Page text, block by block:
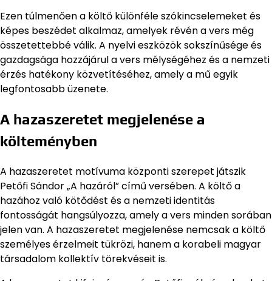
Ezen túlmenően a költő különféle szókincselemeket és
képes beszédet alkalmaz, amelyek révén a vers még
összetettebbé válik. A nyelvi eszközök sokszínűsége és
gazdagsága hozzájárul a vers mélységéhez és a nemzeti
érzés hatékony közvetítéséhez, amely a mű egyik
legfontosabb üzenete.
A hazaszeretet megjelenése a
költeményben
A hazaszeretet motívuma központi szerepet játszik
Petőfi Sándor „A hazáról” című versében. A költő a
hazához való kötődést és a nemzeti identitás
fontosságát hangsúlyozza, amely a vers minden sorában
jelen van. A hazaszeretet megjelenése nemcsak a költő
személyes érzelmeit tükrözi, hanem a korabeli magyar
társadalom kollektív törekvéseit is.